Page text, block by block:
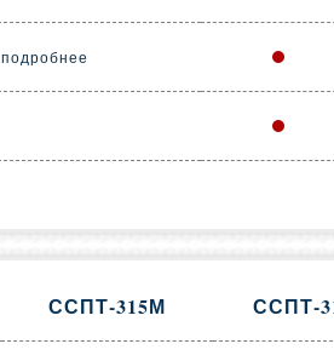
подробнее
ССПТ-315М ССПТ-